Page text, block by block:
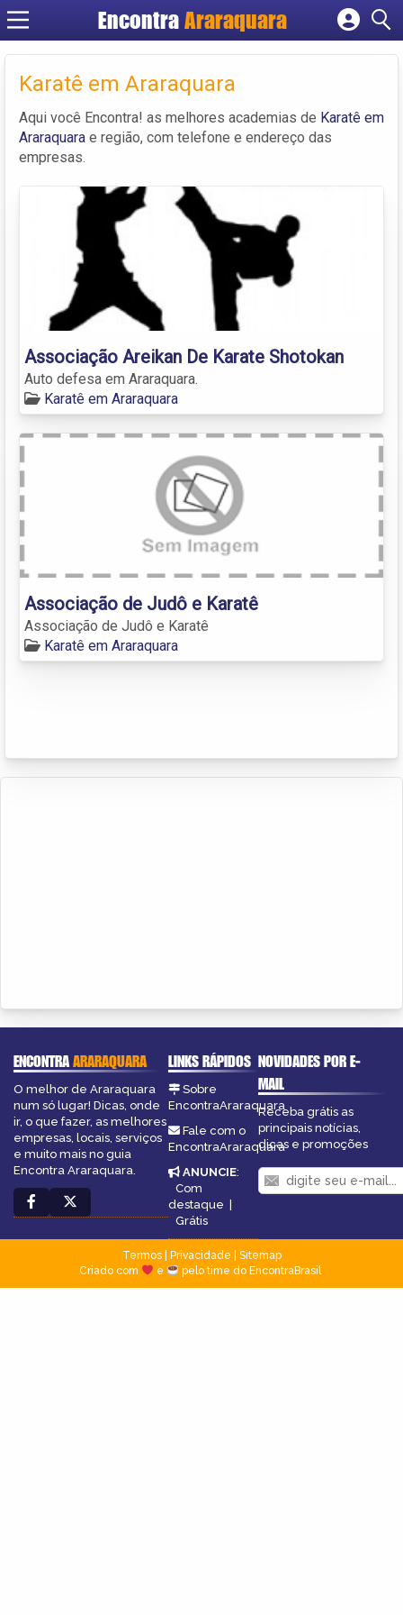
EncontraAraraquara
Cadastrar empresa
Criar conta
Karatê em Araraquara
Aqui você Encontra! as melhores academias de Karatê em
Araraquara e região, com telefone e endereço das
empresas.
Associação Areikan De Karate Shotokan
Auto defesa em Araraquara.
Karatê em Araraquara
Associação de Judô e Karatê
Associação de Judô e Karatê
Karatê em Araraquara
ENCONTRAARARAQUARA
O melhor de Araraquara
num só lugar! Dicas, onde
ir, o que fazer, as melhores
empresas, locais, serviços
e muito mais no guia
Encontra Araraquara.
LINKS RÁPIDOS
Sobre
EncontraAraraquara
Fale com o
EncontraAraraquara
ANUNCIE:
Com
destaque |
Grátis
NOVIDADES POR E-
MAIL
Receba grátis as
principais notícias,
dicas e promoções
Termos| Privacidade
Sitemap
Criado com
e pelo time do EncontraBrasil